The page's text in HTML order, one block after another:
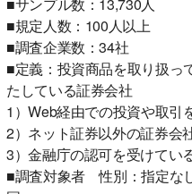
■規定人数：100人以上
■調査企業数：34社
■定義：投資商品を取り扱っ
たしている証券会社
1）Web経由での投資や取引
2）ネット証券以外の証券会
3）金融庁の認可を受けてい
■調査対象者 性別：指定